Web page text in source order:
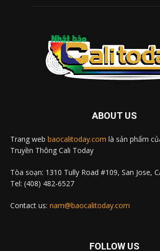
ABOUT US
Trang web baocalitoday.com là sản phẩm
Truyền Thông Cali Today
Tòa soạn: 1310 Tully Road #109, San Jose,
Tel: (408) 482-6527
Contact us: nam@baocalitoday.com
FOLLOW US